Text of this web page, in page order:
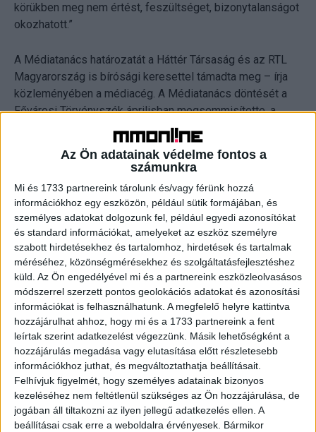
Az Ön adatainak védelme fontos a
számunkra
Mi és 1733 partnereink tárolunk és/vagy férünk hozzá
információkhoz egy eszközön, például sütik formájában, és
személyes adatokat dolgozunk fel, például egyedi azonosítókat
és standard információkat, amelyeket az eszköz személyre
szabott hirdetésekhez és tartalomhoz, hirdetések és tartalmak
méréséhez, közönségmérésekhez és szolgáltatásfejlesztéshez
küld. Az Ön engedélyével mi és a partnereink eszközleolvasásos
módszerrel szerzett pontos geolokációs adatokat és azonosítási
információkat is felhasználhatunk. A megfelelő helyre kattintva
hozzájárulhat ahhoz, hogy mi és a 1733 partnereink a fent
leírtak szerint adatkezelést végezzünk. Másik lehetőségként a
hozzájárulás megadása vagy elutasítása előtt részletesebb
információkhoz juthat, és megváltoztathatja beállításait.
Felhívjuk figyelmét, hogy személyes adatainak bizonyos
kezeléséhez nem feltétlenül szükséges az Ön hozzájárulása, de
jogában áll tiltakozni az ilyen jellegű adatkezelés ellen. A
beállításai csak erre a weboldalra érvényesek. Bármikor
körükben meg nem értést, feszültséget, bizonytalanságot
okozhatott.”
A Médiatanács határozatát a Háttér Társaság és az RTL
Magyarország is bírósági keresettel támadta meg – írja
közleményében a médiacég. A Médiatanács döntését a
Fővárosi Törvényszék áprilisban megsemmisítette, a
Fővárosi Ítélőtábla pedig június 30-án az ítéletet
másodfokon helybenhagyta.
A Törvényszék indoklásában kitért az Emberi Jogok
Európai Bíróságának egy más ügyben hozott korábbi
döntésére, amelyben megállapították, hogy
semmilyen tudományos bizonyíték vagy szociológiai
adat nem utal arra, hogy a homoszexualitás
említése vagy a szexuális kisebbségek társadalmi
státuszáról szóló nyílt nyilvános vita hátrányosan
hatna a gyermekekre.
A Háttér Társaság RTL Klubon sugárzott kampányának
ügyében a Fővárosi Ítélőtábla másodfokú ítélete
helybenhagyta a Médiatanács határozatának hatályon kívül